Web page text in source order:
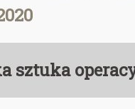
sztuka